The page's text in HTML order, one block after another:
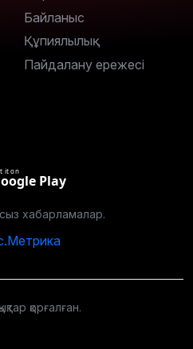
Байланыс
Құпиялылық
Пайдалану ережесі
it on
Play
хабарламалар.
қорғалған.